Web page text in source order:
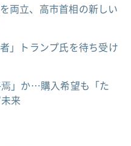
両立、高市首相の新しい
」トランプ氏を待ち受け
」か…購入希望も「た
来